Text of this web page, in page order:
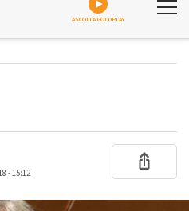
ASCOLTA GOLDPLAY
- 15:12